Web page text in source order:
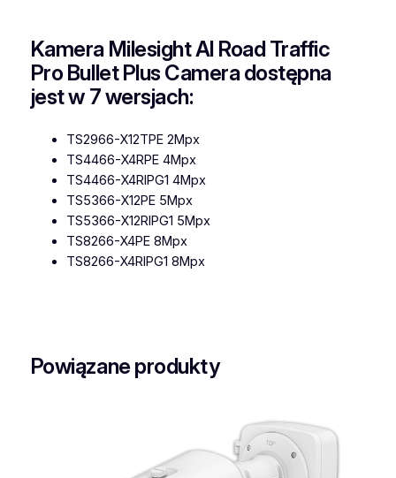
Kamera Milesight AI Road Traffic
Pro Bullet Plus Camera dostępna
jest w 7 wersjach:
TS2966-X12TPE 2Mpx
TS4466-X4RPE 4Mpx
TS4466-X4RIPG1 4Mpx
TS5366-X12PE 5Mpx
TS5366-X12RIPG1 5Mpx
TS8266-X4PE 8Mpx
TS8266-X4RIPG1 8Mpx
Powiązane produkty